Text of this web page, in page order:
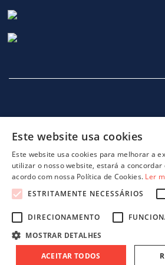
INÍCIO EMPRESA SERVIÇOS
projeto 46082 - GreenShoes 4.0 projeto 38470 - ADDITIVE.PIM
Este website usa cookies
Este website usa cookies para melhorar a
utilizar o nosso website, estará a concordar
acordo com nossa Política de Cookies. Ler
ESTRITAMENTE NECESSÁRIOS
DIRECIONAMENTO
MOSTRAR DETALHES
ACEITAR TODOS